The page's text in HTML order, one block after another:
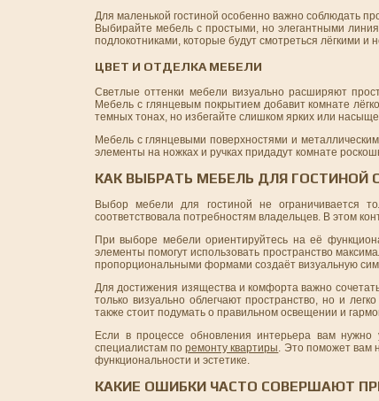
Для маленькой гостиной особенно важно соблюдать
Выбирайте мебель с простыми, но элегантными
подлокотниками, которые будут смотреться лёгкими и
ЦВЕТ И ОТДЕЛКА МЕБЕЛИ
Светлые оттенки мебели визуально расширяют
Мебель с глянцевым покрытием добавит комнате
темных тонах, но избегайте слишком ярких или
Мебель с глянцевыми поверхностями и
элементы на ножках и ручках придадут комнате
КАК ВЫБРАТЬ МЕБЕЛЬ ДЛЯ
Выбор мебели для гостиной не ограничивается
соответствовала потребностям владельцев. В этом
При выборе мебели ориентируйтесь на её
элементы помогут использовать пространство
пропорциональными формами создаёт визуальную
Для достижения изящества и комфорта важно
только визуально облегчают пространство, но и
также стоит подумать о правильном освещении и
Если в процессе обновления интерьера вам
специалистам поремонту квартиры. Это поможет вам
функциональности и эстетике.
КАКИЕ ОШИБКИ ЧАСТО СОВЕРШАЮТ